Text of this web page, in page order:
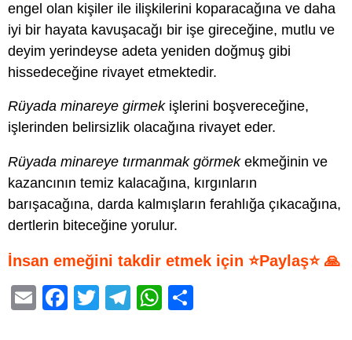
engel olan kişiler ile ilişkilerini koparacağına ve daha
iyi bir hayata kavuşacağı bir işe gireceğine, mutlu ve
deyim yerindeyse adeta yeniden doğmuş gibi
hissedeceğine rivayet etmektedir.
Rüyada minareye girmekişlerini boşvereceğine,
işlerinden belirsizlik olacağına rivayet eder.
Rüyada minareye tırmanmak görmekekmeğinin ve
kazancının temiz kalacağına, kırgınların
barışacağına, darda kalmışların ferahlığa çıkacağına,
dertlerin biteceğine yorulur.
İnsan emeğini takdir etmek için ⭐Paylaş⭐ 🙏
E
F
T
T
W